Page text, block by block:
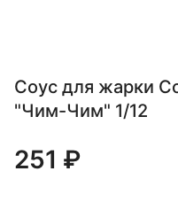
Соус для жарки
"Чим-Чим" 1/12
251 ₽